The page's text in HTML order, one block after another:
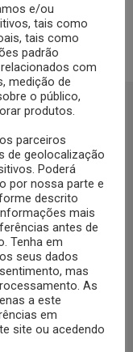
prós e
não espere mais!
os nossos
seus familiares e
e/ou
tais como
tais como
padrão
com
medição de
o público,
produtos.
parceiros
de geolocalização
Poderá
por nossa parte e
descrito
mais
antes de
Tenha em
seus dados
mas
As
a este
em
site ou acedendo